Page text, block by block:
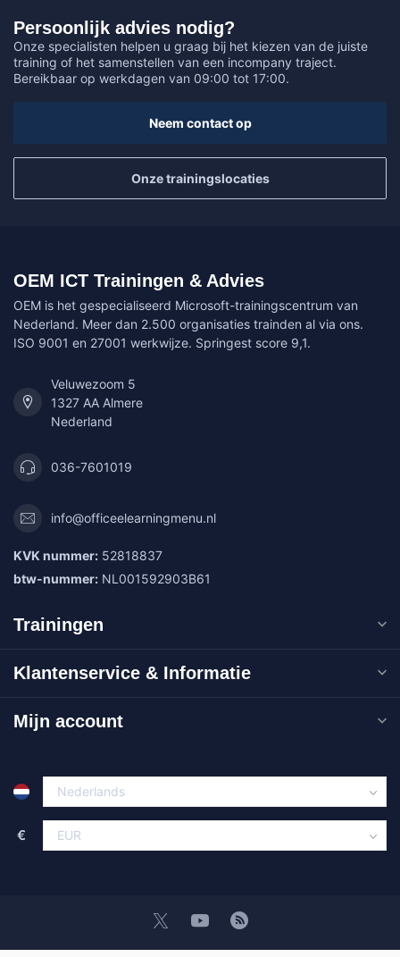
Persoonlijk advies nodig?
Onze specialisten helpen u graag bij het kiezen van de juiste
training of het samenstellen van een incompany traject.
Bereikbaar op werkdagen van 09:00 tot 17:00.
Neem contact op
Onze trainingslocaties
OEM ICT Trainingen & Advies
OEM is het gespecialiseerd Microsoft-trainingscentrum van
Nederland. Meer dan 2.500 organisaties trainden al via ons.
ISO 9001 en 27001 werkwijze. Springest score 9,1.
Veluwezoom 5
1327 AA Almere
Nederland
036-7601019
info@officeelearningmenu.nl
KVK nummer: 52818837
btw-nummer: NL001592903B61
Trainingen
Klantenservice & Informatie
Mijn account
€